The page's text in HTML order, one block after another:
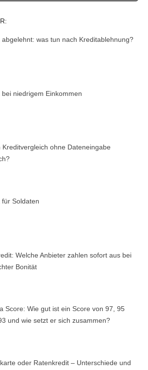
abgelehnt: was tun nach Kreditablehnung?
bei niedrigem Einkommen
Kreditvergleich ohne Dateneingabe
für Soldaten
Welche Anbieter zahlen sofort aus bei
Bonität
Score: Wie gut ist ein Score von 97, 95
und wie setzt er sich zusammen?
oder Ratenkredit – Unterschiede und